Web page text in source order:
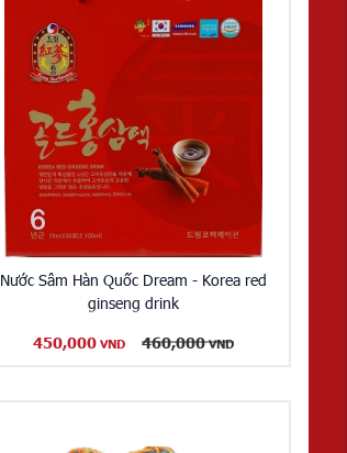
Nước Sâm Hàn Quốc Dream - Korea red
ginseng drink
450,000 VND 460,000 VND